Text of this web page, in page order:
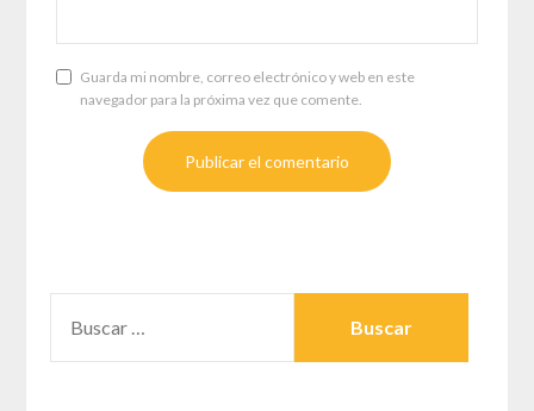
Guarda mi nombre, correo electrónico y web en este
navegador para la próxima vez que comente.